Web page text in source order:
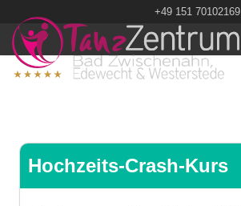
+49 151 70102169
Hochzeits-Crash-Kurs